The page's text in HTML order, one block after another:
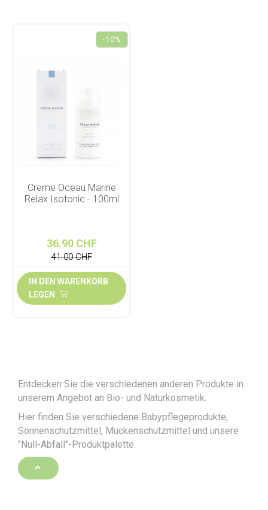
-10%
Creme Oceau Marine
Relax Isotonic - 100ml
36.90 CHF
41.00 CHF
IN DEN WARENKORB
LEGEN
Entdecken Sie die verschiedenen anderen Produkte in
unserem Angebot an Bio- und Naturkosmetik.
Hier finden Sie verschiedene Babypflegeprodukte,
Sonnenschutzmittel, Mückenschutzmittel und unsere
"Null-Abfall"-Produktpalette.